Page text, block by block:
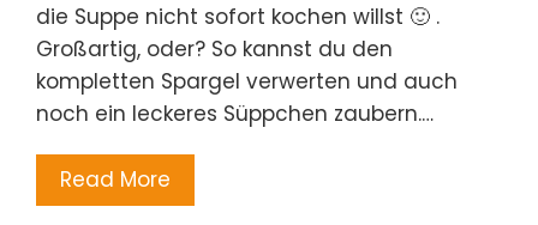
die Suppe nicht sofort kochen willst 🙂 .
Großartig, oder? So kannst du den
kompletten Spargel verwerten und auch
noch ein leckeres Süppchen zaubern.…
Read More